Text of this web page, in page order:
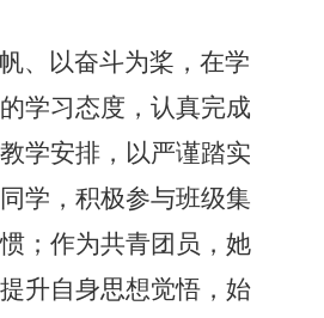
、以奋斗为桨，在学
学习态度，认真完成
学安排，以严谨踏实
学，积极参与班级集
；作为共青团员，她
升自身思想觉悟，始